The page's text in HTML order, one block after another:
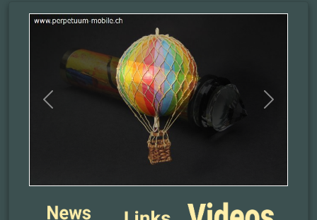
Previous Next